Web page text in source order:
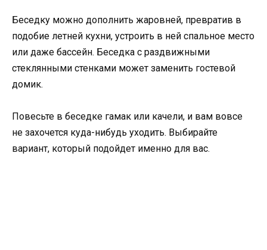
Беседку можно дополнить жаровней, превратив в
подобие летней кухни, устроить в ней спальное место
или даже бассейн. Беседка с раздвижными
стеклянными стенками может заменить гостевой
домик.
Повесьте в беседке гамак или качели, и вам вовсе
не захочется куда-нибудь уходить. Выбирайте
вариант, который подойдет именно для вас.